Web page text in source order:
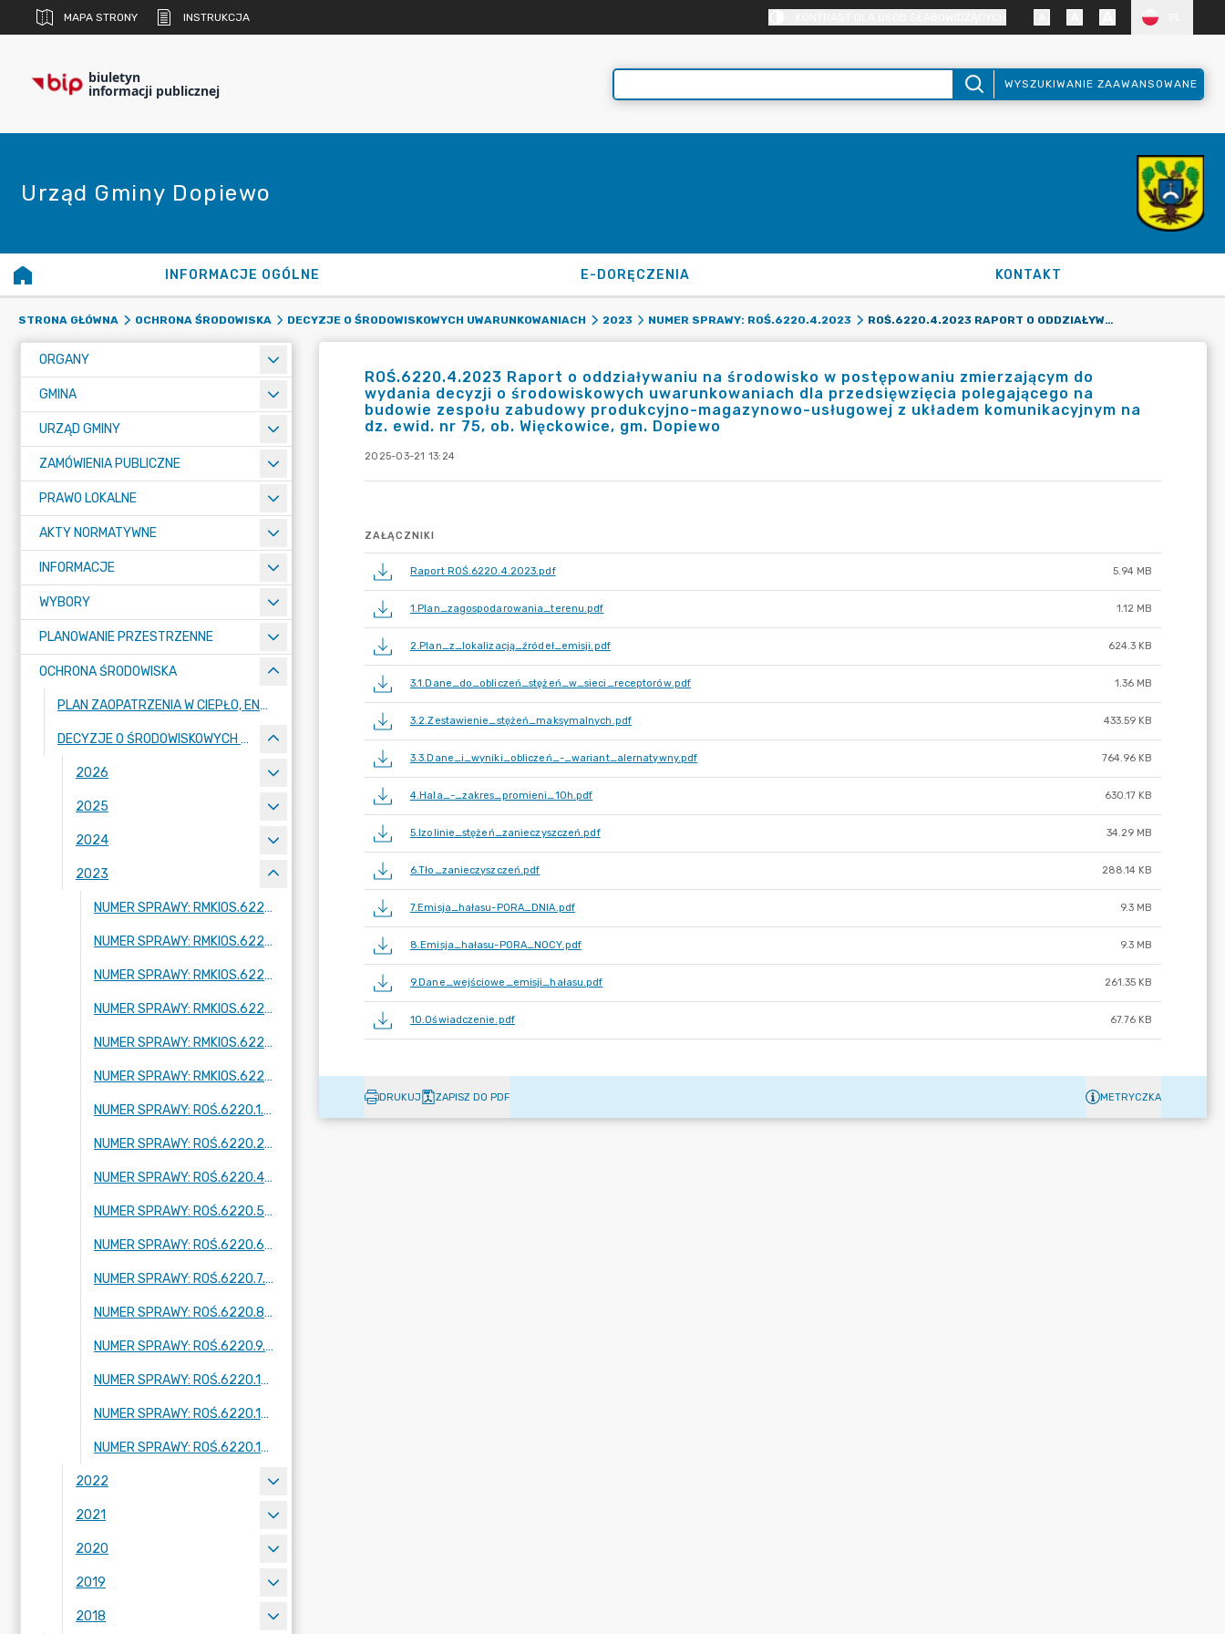
MAPA STRONY INSTRUKCJA
biuletyn
informacji publicznej WYSZUKIWANIE ZAAWANSOWANE
Urząd Gminy Dopiewo
INFORMACJE OGÓLNE E-DORĘCZENIA KONTAKT
STRONA GŁÓWNA OCHRONA ŚRODOWISKA DECYZJE O ŚRODOWISKOWYCH UWARUNKOWANIACH 2023 NUMER SPRAWY: ROŚ.6220.4.2023 ROŚ.6220.4.2023 RAPORT O ODDZIAŁYWANIU NA ŚRODOWISKO W POSTĘPOWANIU ZMIERZAJĄCYM DO WYDANIA DECYZJI O ŚRODOWISKOWYCH UWARUNKOWANIACH DLA PRZEDSIĘWZIĘCIA POLEGAJĄCEGO NA BUDOWIE ZESPOŁU ZABUDOWY PRODUKCYJNO-MAGAZYNOWO-USŁUGOWEJ Z UKŁADEM KOMUNIKACYJNYM NA DZ. EWID. NR 75, OB. WIĘCKOWICE, GM. DOPIEWO
ORGANY
GMINA
URZĄD GMINY
ZAMÓWIENIA PUBLICZNE
PRAWO LOKALNE
AKTY NORMATYWNE
INFORMACJE
WYBORY
PLANOWANIE PRZESTRZENNE
OCHRONA ŚRODOWISKA
PLAN ZAOPATRZENIA W CIEPŁO, ENERGIĘ ELEKTRYCZNĄ I PALIWA GAZOWE DLA GMINY DOPIEWO 2018-2033
DECYZJE O ŚRODOWISKOWYCH UWARUNKOWANIACH
2026
2025
2024
2023
NUMER SPRAWY: RMKIOS.6220.1.2023
NUMER SPRAWY: RMKIOS.6220.2.2023
NUMER SPRAWY: RMKIOS.6220.3.2023
NUMER SPRAWY: RMKIOS.6220.4.2023
NUMER SPRAWY: RMKIOS.6220.5.2023
NUMER SPRAWY: RMKIOS.6220.6.2023
NUMER SPRAWY: ROŚ.6220.1.2023
NUMER SPRAWY: ROŚ.6220.2.2023
NUMER SPRAWY: ROŚ.6220.4.2023
NUMER SPRAWY: ROŚ.6220.5.2023
NUMER SPRAWY: ROŚ.6220.6.2023
NUMER SPRAWY: ROŚ.6220.7.2023
NUMER SPRAWY: ROŚ.6220.8.2023
NUMER SPRAWY: ROŚ.6220.9.2023
NUMER SPRAWY: ROŚ.6220.10.2023
NUMER SPRAWY: ROŚ.6220.11.2023
NUMER SPRAWY: ROŚ.6220.12.2023
2022
2021
2020
2019
2018
ROŚ.6220.4.2023 Raport o oddziaływaniu na środowisko w postępowaniu zmierzającym do
wydania decyzji o środowiskowych uwarunkowaniach dla przedsięwzięcia polegającego na
budowie zespołu zabudowy produkcyjno-magazynowo-usługowej z układem komunikacyjnym na
dz. ewid. nr 75, ob. Więckowice, gm. Dopiewo
2025-03-21 13:24
ZAŁĄCZNIKI
Raport ROŚ.6220.4.2023.pdf 5.94 MB
1.Plan_zagospodarowania_terenu.pdf 1.12 MB
2.Plan_z_lokalizacją_źródeł_emisji.pdf 624.3 KB
3.1.Dane_do_obliczeń_stężeń_w_sieci_receptorów.pdf 1.36 MB
3.2.Zestawienie_stężeń_maksymalnych.pdf 433.59 KB
3.3.Dane_i_wyniki_obliczeń_-_wariant_alernatywny.pdf 764.96 KB
4.Hala_-_zakres_promieni_10h.pdf 630.17 KB
5.Izolinie_stężeń_zanieczyszczeń.pdf 34.29 MB
6.Tło_zanieczyszczeń.pdf 288.14 KB
7.Emisja_hałasu-PORA_DNIA.pdf 9.3 MB
8.Emisja_hałasu-PORA_NOCY.pdf 9.3 MB
9.Dane_wejściowe_emisji_hałasu.pdf 261.35 KB
10.Oświadczenie.pdf 67.76 KB
DRUKUJ ZAPISZ DO PDF METRYCZKA